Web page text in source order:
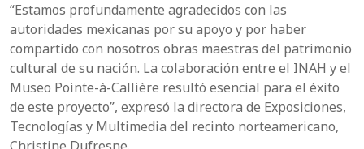
“Estamos profundamente agradecidos con las
autoridades mexicanas por su apoyo y por haber
compartido con nosotros obras maestras del patrimonio
cultural de su nación. La colaboración entre el INAH y el
Museo Pointe-à-Callière resultó esencial para el éxito
de este proyecto”, expresó la directora de Exposiciones,
Tecnologías y Multimedia del recinto norteamericano,